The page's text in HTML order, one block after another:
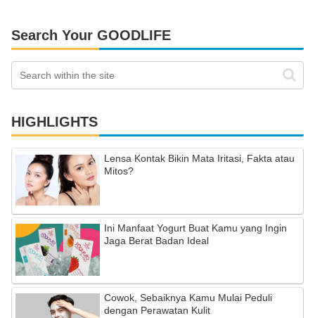
Search Your GOODLIFE
HIGHLIGHTS
Lensa Kontak Bikin Mata Iritasi, Fakta atau
Mitos?
Ini Manfaat Yogurt Buat Kamu yang Ingin
Jaga Berat Badan Ideal
Cowok, Sebaiknya Kamu Mulai Peduli
dengan Perawatan Kulit